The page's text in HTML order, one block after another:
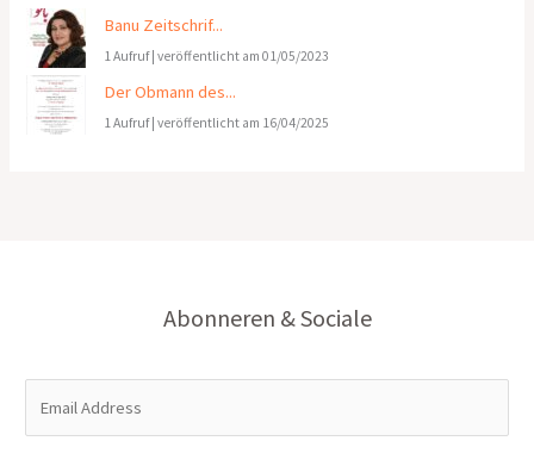
Banu Zeitschrif...
1 Aufruf|veröffentlicht am 01/05/2023
Der Obmann des...
1 Aufruf|veröffentlicht am 16/04/2025
Abonneren & Sociale